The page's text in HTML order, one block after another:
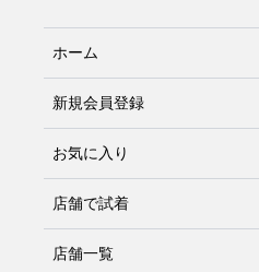
ホーム
新規会員登録
お気に入り
店舗で試着
店舗一覧